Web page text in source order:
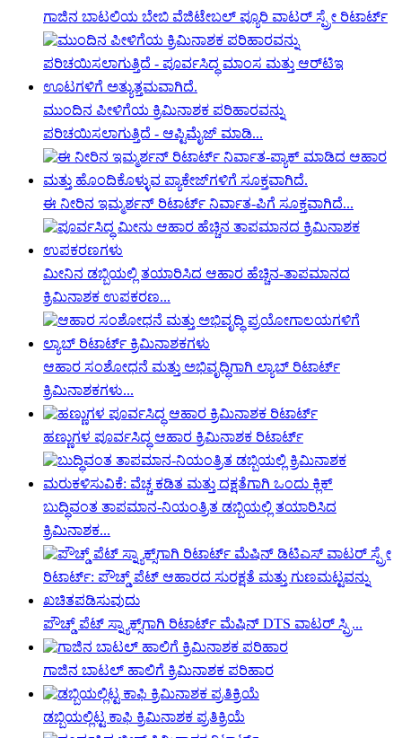
ಗಾಜಿನ ಬಾಟಲಿಯ ಬೇಬಿ ವೆಜಿಟೇಬಲ್ ಪ್ಯೂರಿ ವಾಟರ್ ಸ್ಪ್ರೇ ರಿಟಾರ್ಟ್
ಮುಂದಿನ ಪೀಳಿಗೆಯ ಕ್ರಿಮಿನಾಶಕ ಪರಿಹಾರವನ್ನು
ಪರಿಚಯಿಸಲಾಗುತ್ತಿದೆ - ಆಪ್ಟಿಮೈಜ್ ಮಾಡಿ...
ಈ ನೀರಿನ ಇಮ್ಮರ್ಶನ್ ರಿಟಾರ್ಟ್ ನಿರ್ವಾತ-ಪಿಗೆ ಸೂಕ್ತವಾಗಿದೆ...
ಮೀನಿನ ಡಬ್ಬಿಯಲ್ಲಿ ತಯಾರಿಸಿದ ಆಹಾರ ಹೆಚ್ಚಿನ-ತಾಪಮಾನದ
ಕ್ರಿಮಿನಾಶಕ ಉಪಕರಣ...
ಆಹಾರ ಸಂಶೋಧನೆ ಮತ್ತು ಅಭಿವೃದ್ಧಿಗಾಗಿ ಲ್ಯಾಬ್ ರಿಟಾರ್ಟ್
ಕ್ರಿಮಿನಾಶಕಗಳು...
ಹಣ್ಣುಗಳ ಪೂರ್ವಸಿದ್ಧ ಆಹಾರ ಕ್ರಿಮಿನಾಶಕ ರಿಟಾರ್ಟ್
ಬುದ್ಧಿವಂತ ತಾಪಮಾನ-ನಿಯಂತ್ರಿತ ಡಬ್ಬಿಯಲ್ಲಿ ತಯಾರಿಸಿದ
ಕ್ರಿಮಿನಾಶಕ...
ಪೌಚ್ಡ್ ಪೆಟ್ ಸ್ನ್ಯಾಕ್ಸ್‌ಗಾಗಿ ರಿಟಾರ್ಟ್ ಮೆಷಿನ್ DTS ವಾಟರ್ ಸ್ಪ್ರಿ...
ಗಾಜಿನ ಬಾಟಲ್ ಹಾಲಿಗೆ ಕ್ರಿಮಿನಾಶಕ ಪರಿಹಾರ
ಡಬ್ಬಿಯಲ್ಲಿಟ್ಟ ಕಾಫಿ ಕ್ರಿಮಿನಾಶಕ ಪ್ರತಿಕ್ರಿಯೆ